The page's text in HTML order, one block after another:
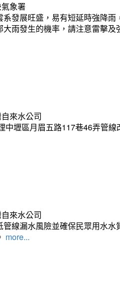
象署
發展旺盛，易有短延時強降
雨發生的機率，請注意雷擊
來水公司
中壢區月眉五路117巷46弄管
來水公司
線漏水風險並確保民眾用水
more...